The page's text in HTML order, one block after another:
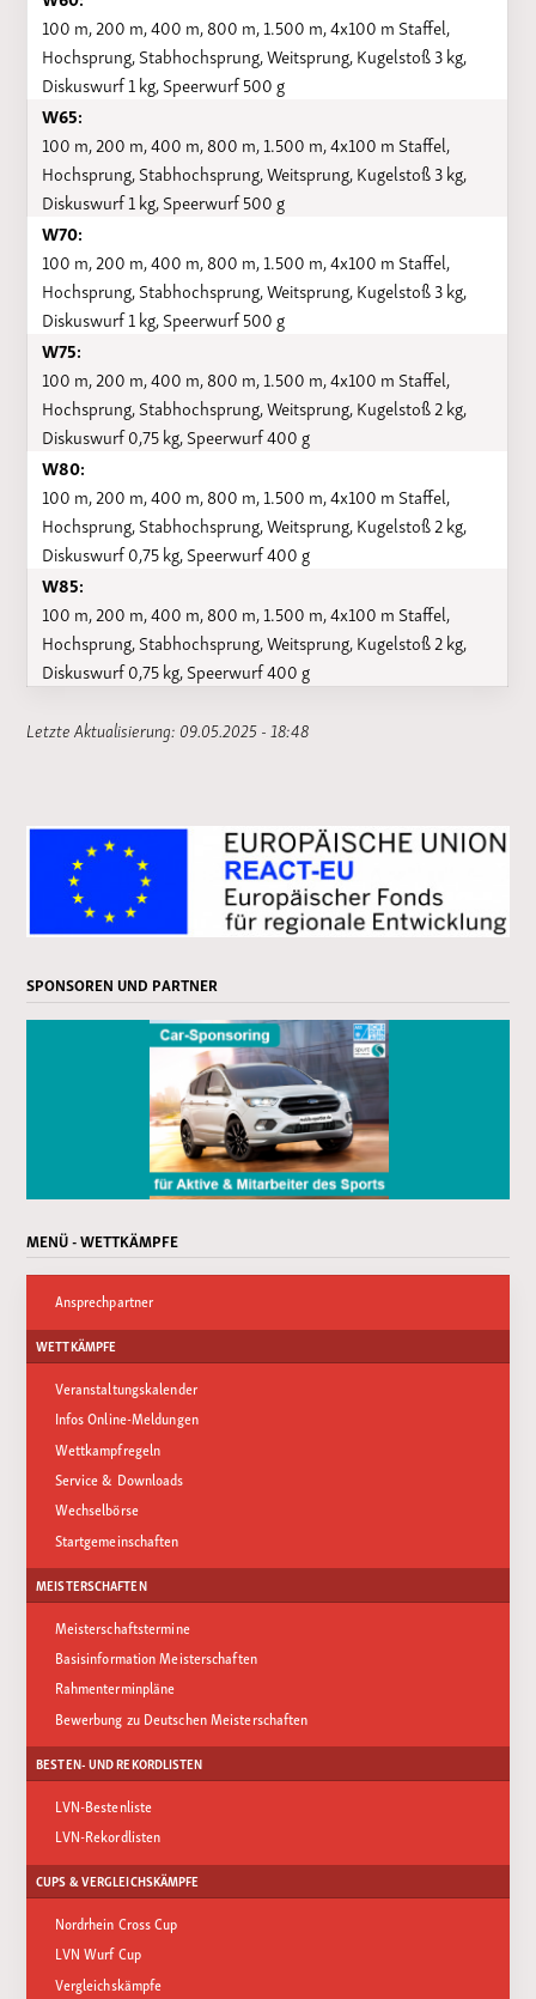
100 m, 200 m, 400 m, 800 m, 1.500 m, 4x100 m Staffel,
Hochsprung, Stabhochsprung, Weitsprung, Kugelstoß 3 kg,
Diskuswurf 1 kg, Speerwurf 500 g
W65:
100 m, 200 m, 400 m, 800 m, 1.500 m, 4x100 m Staffel,
Hochsprung, Stabhochsprung, Weitsprung, Kugelstoß 3 kg,
Diskuswurf 1 kg, Speerwurf 500 g
W70:
100 m, 200 m, 400 m, 800 m, 1.500 m, 4x100 m Staffel,
Hochsprung, Stabhochsprung, Weitsprung, Kugelstoß 3 kg,
Diskuswurf 1 kg, Speerwurf 500 g
W75:
100 m, 200 m, 400 m, 800 m, 1.500 m, 4x100 m Staffel,
Hochsprung, Stabhochsprung, Weitsprung, Kugelstoß 2 kg,
Diskuswurf 0,75 kg, Speerwurf 400 g
W80:
100 m, 200 m, 400 m, 800 m, 1.500 m, 4x100 m Staffel,
Hochsprung, Stabhochsprung, Weitsprung, Kugelstoß 2 kg,
Diskuswurf 0,75 kg, Speerwurf 400 g
W85:
100 m, 200 m, 400 m, 800 m, 1.500 m, 4x100 m Staffel,
Hochsprung, Stabhochsprung, Weitsprung, Kugelstoß 2 kg,
Diskuswurf 0,75 kg, Speerwurf 400 g
Letzte Aktualisierung: 09.05.2025 - 18:48
SPONSOREN UND PARTNER
MENÜ - WETTKÄMPFE
Ansprechpartner
WETTKÄMPFE
Veranstaltungskalender
Infos Online-Meldungen
Wettkampfregeln
Service & Downloads
Wechselbörse
Startgemeinschaften
MEISTERSCHAFTEN
Meisterschaftstermine
Basisinformation Meisterschaften
Rahmenterminpläne
Bewerbung zu Deutschen Meisterschaften
BESTEN- UND REKORDLISTEN
LVN-Bestenliste
LVN-Rekordlisten
CUPS & VERGLEICHSKÄMPFE
Nordrhein Cross Cup
LVN Wurf Cup
Vergleichskämpfe